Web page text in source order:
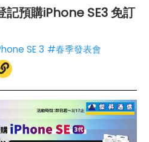
記預購iPhone SE3 免訂
SE 3 #春季發表會